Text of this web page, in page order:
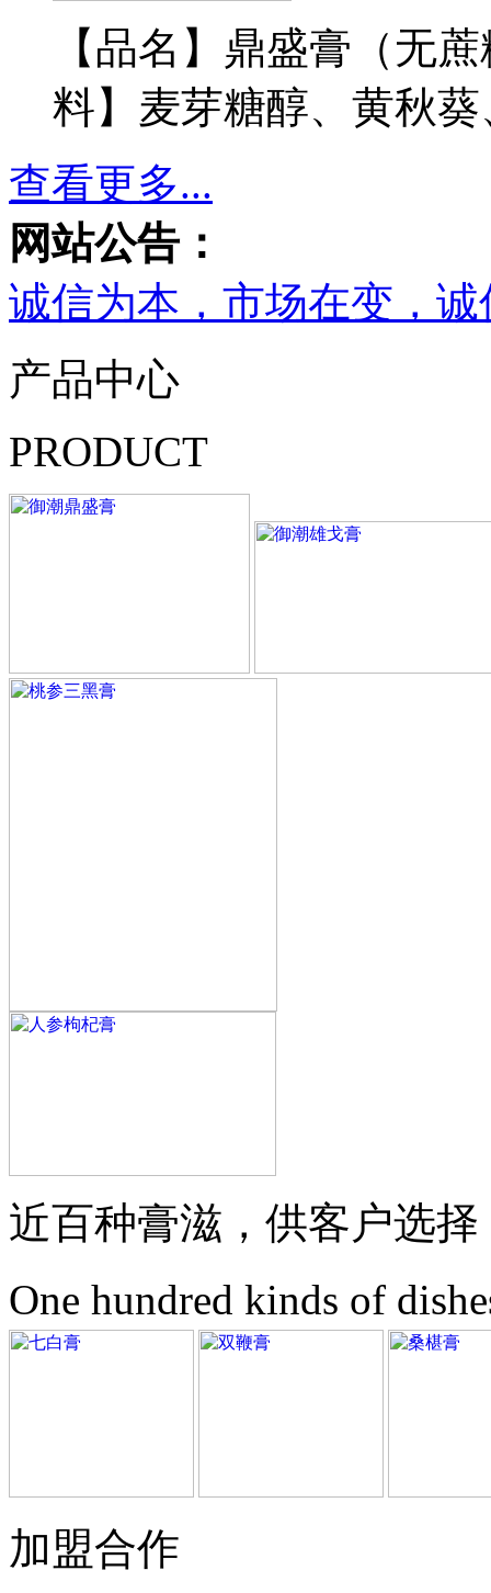
【品名】鼎盛膏（无
料】麦芽糖醇、黄秋
查看更多...
网站公告：
诚信为本，市场在变，
产品中心
PRODUCT
近百种膏滋，供客户选择
One hundred kinds of
加盟合作